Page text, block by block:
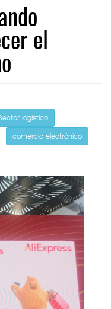
el
logístico
comercio electrónico